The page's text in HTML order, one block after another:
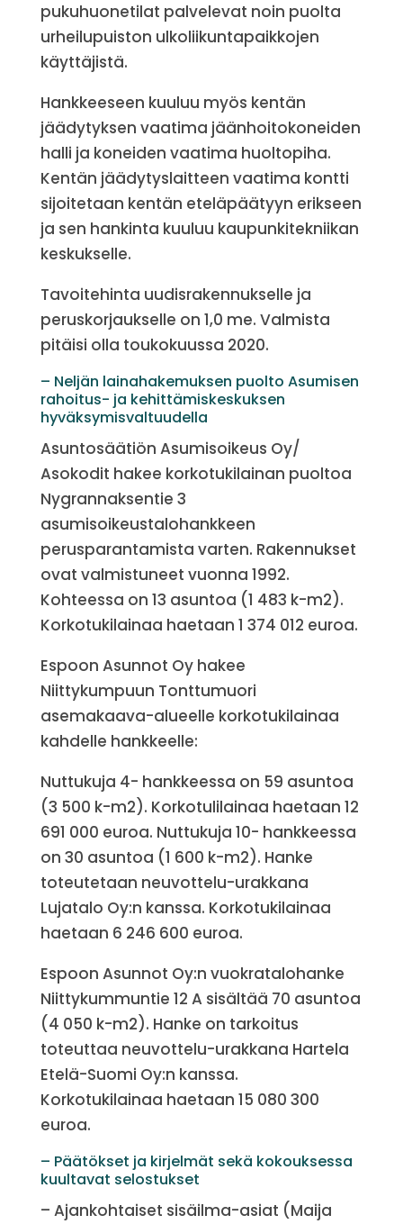
pukuhuonetilat palvelevat noin puolta
urheilupuiston ulkoliikuntapaikkojen
käyttäjistä.
Hankkeeseen kuuluu myös kentän
jäädytyksen vaatima jäänhoitokoneiden
halli ja koneiden vaatima huoltopiha.
Kentän jäädytyslaitteen vaatima kontti
sijoitetaan kentän eteläpäätyyn erikseen
ja sen hankinta kuuluu kaupunkitekniikan
keskukselle.
Tavoitehinta uudisrakennukselle ja
peruskorjaukselle on 1,0 me. Valmista
pitäisi olla toukokuussa 2020.
– Neljän lainahakemuksen puolto Asumisen
rahoitus- ja kehittämiskeskuksen
hyväksymisvaltuudella
Asuntosäätiön Asumisoikeus Oy/
Asokodit hakee korkotukilainan puoltoa
Nygrannaksentie 3
asumisoikeustalohankkeen
perusparantamista varten. Rakennukset
ovat valmistuneet vuonna 1992.
Kohteessa on 13 asuntoa (1 483 k-m2).
Korkotukilainaa haetaan 1 374 012 euroa.
Espoon Asunnot Oy hakee
Niittykumpuun Tonttumuori
asemakaava-alueelle korkotukilainaa
kahdelle hankkeelle:
Nuttukuja 4- hankkeessa on 59 asuntoa
(3 500 k-m2). Korkotulilainaa haetaan 12
691 000 euroa. Nuttukuja 10- hankkeessa
on 30 asuntoa (1 600 k-m2). Hanke
toteutetaan neuvottelu-urakkana
Lujatalo Oy:n kanssa. Korkotukilainaa
haetaan 6 246 600 euroa.
Espoon Asunnot Oy:n vuokratalohanke
Niittykummuntie 12 A sisältää 70 asuntoa
(4 050 k-m2). Hanke on tarkoitus
toteuttaa neuvottelu-urakkana Hartela
Etelä-Suomi Oy:n kanssa.
Korkotukilainaa haetaan 15 080 300
euroa.
– Päätökset ja kirjelmät sekä kokouksessa
kuultavat selostukset
– Ajankohtaiset sisäilma-asiat (Maija